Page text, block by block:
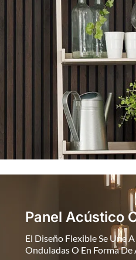
Panel Acústico
El Diseño Flexible Se Une
Onduladas O En Forma De